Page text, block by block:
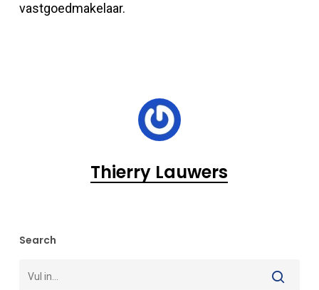
vastgoedmakelaar.
Thierry Lauwers
Search